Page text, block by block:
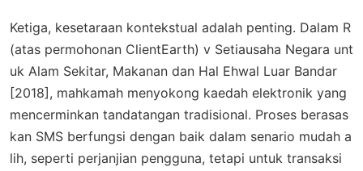
Ketiga, kesetaraan kontekstual adalah penting. Dalam R
(atas permohonan ClientEarth) v Setiausaha Negara unt
uk Alam Sekitar, Makanan dan Hal Ehwal Luar Bandar
[2018], mahkamah menyokong kaedah elektronik yang
mencerminkan tandatangan tradisional. Proses berasas
kan SMS berfungsi dengan baik dalam senario mudah a
lih, seperti perjanjian pengguna, tetapi untuk transaksi